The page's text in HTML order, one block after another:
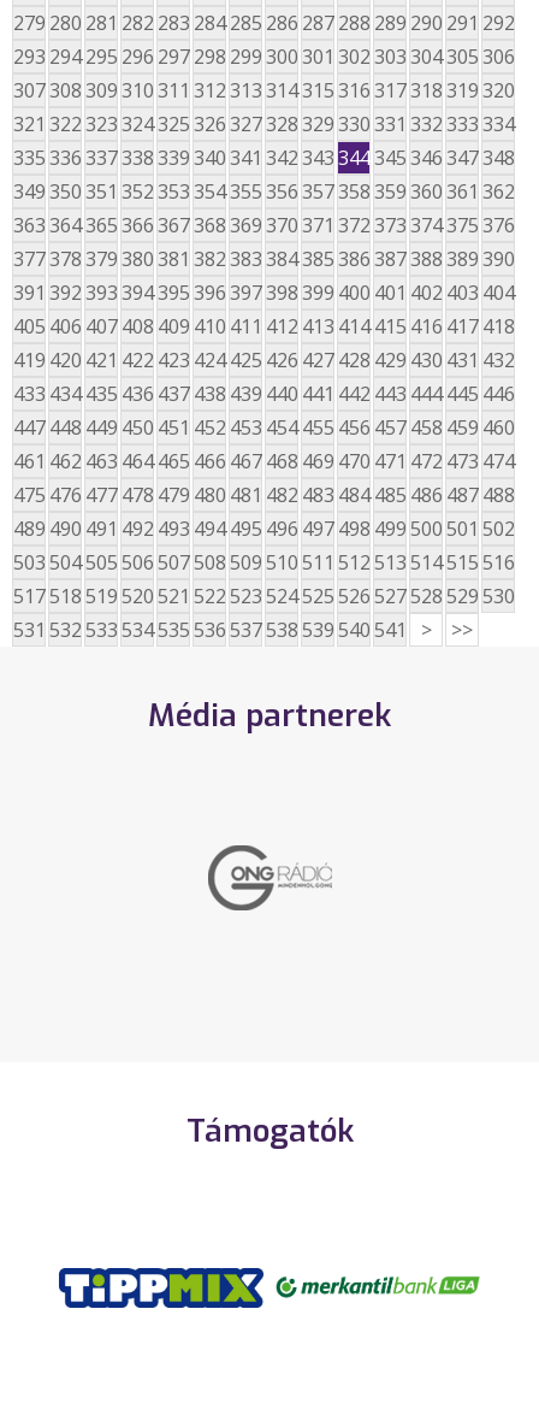
279 280 281 282 283 284285 286 287288 289 290 291 292
293 294295 296 297298 299300301 302303304305306
307308309310311 312313314315316317318319320
321 322323324325326327328329330331 332333334
335336337338339340341 342343344345346347348
349350351 352353354355356357358359360361 362
363364365366367368369370371 372373374375376
377378379380381 382383384385386387388389390
391 392393394395396397398399 400 401 402 403 404
405 406 407408 409 410 411 412 413 414415 416 417418
419 420 421 422 423 424425 426 427428 429 430 431 432
433 434435 436 437438 439 440 441 442 443 444445 446
447448 449 450 451 452 453 454455 456 457458 459 460
461 462 463 464465 466 467468 469 470 471 472 473 474
475 476 477478 479 480 481 482 483 484485 486 487488
489 490 491 492 493 494495 496 497498 499500501 502
503504505506507508509510511 512513514515516
517518519520521 522523524525526527528529530
531 532533534535536537538539540541 > >>
Média partnerek
Támogatók